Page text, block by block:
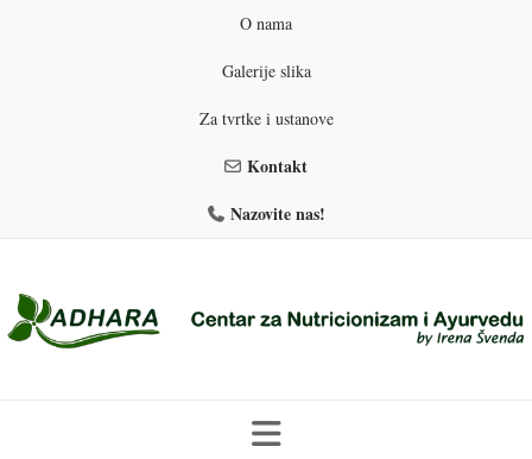
O nama
Galerije slika
Za tvrtke i ustanove
Kontakt
Nazovite nas!